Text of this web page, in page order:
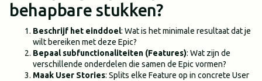
behapbare stukken?
Beschrijf het einddoel: Wat is het minimale resultaat dat je
wilt bereiken met deze Epic?
Bepaal subfunctionaliteiten (Features): Wat zijn de
verschillende onderdelen die samen de Epic vormen?
Maak User Stories: Splits elke Feature op in concrete User